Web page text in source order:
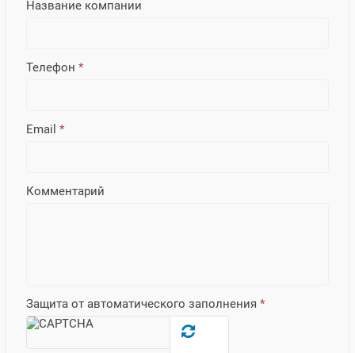
Название компании
Телефон *
Email *
Комментарий
Защита от автоматического заполнения *